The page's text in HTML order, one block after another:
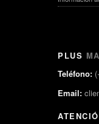
PLUS
Teléfono:
Email: